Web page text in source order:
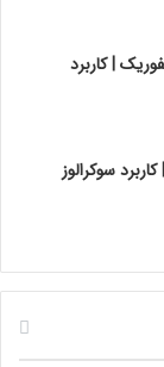
| کاربرد
سوکرالوز